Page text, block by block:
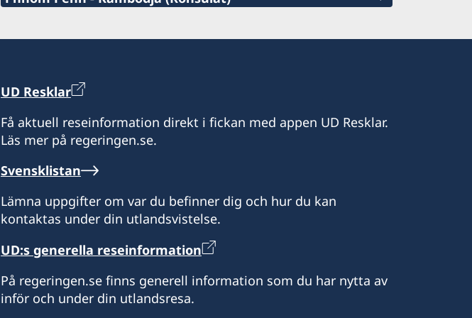
Telefonnummer efter arbetstid (ambassaden Bangkok)
E-post:
Swedishconsulatephnompenh@gmail.com
Consulate of Sweden
PPIU Building, #36, St. 169, 9th floor, 7 Makara,
(Endast tidsbokning via telefon och mejl.)
Endast tidsbokning via telefon och mejl.
Honorärkonsulatet tillhandahåller grundläggande konsulära
UD Resklar
Få aktuell reseinformation direkt i fickan med appen UD Resklar.
Läs mer på regeringen.se.
Svensklistan
Lämna uppgifter om var du befinner dig och hur du kan
kontaktas under din utlandsvistelse.
UD:s generella reseinformation
På regeringen.se finns generell information som du har nytta av
inför och under din utlandsresa.